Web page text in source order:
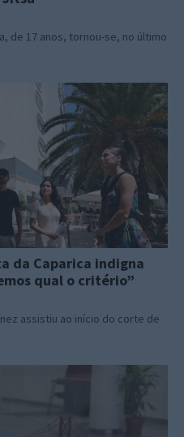
de 17 anos, tornou-se, no último
da Caparica indigna
qual o critério”
assistiu ao início do corte de